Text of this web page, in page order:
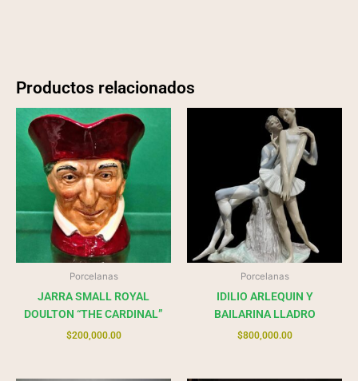
Productos relacionados
Porcelanas
JARRA SMALL ROYAL
DOULTON “THE CARDINAL”
$200,000.00
Porcelanas
IDILIO ARLEQUIN Y
BAILARINA LLADRO
$800,000.00